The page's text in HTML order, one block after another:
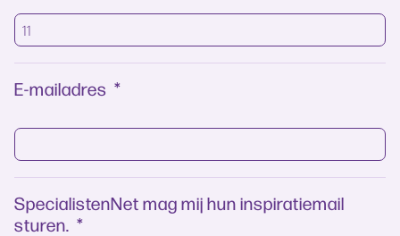
E-mailadres *
SpecialistenNet mag mij hun inspiratiemail
sturen. *